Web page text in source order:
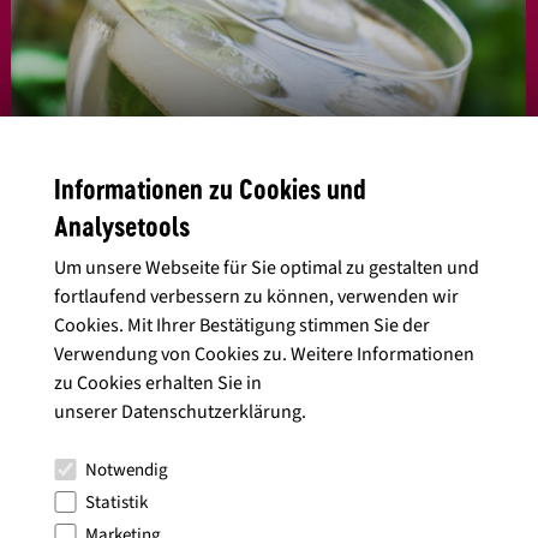
Methode 3: Eiswürfel aus Eurem
Lieblingswein
Wer seinen Wein immer perfekt gekühlt haben möchte,
kann im Voraus Eiswürfel aus
Informationen zu Cookies und
Analysetools
Um unsere Webseite für Sie optimal zu gestalten und
fortlaufend verbessern zu können, verwenden wir
Cookies. Mit Ihrer Bestätigung stimmen Sie der
Verwendung von Cookies zu. Weitere Informationen
zu Cookies erhalten Sie in
unsererDatenschutzerklärung.
Notwendig
Statistik